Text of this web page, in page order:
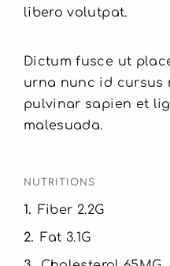
libero volutpat.
Dictum fusce ut
urna nunc id cursus
pulvinar sapien et
malesuada.
NUTRITIONS
1
Fiber 2.2G
2
Fat 3.1G